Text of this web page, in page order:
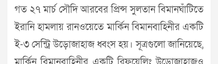
গত ২৭ মার্চ সৌদি আরবের প্রিন্স সুলতান বিমানঘাঁটিতে
ইরানি হামলায় রানওয়েতে মার্কিন বিমানবাহিনীর একটি
ই-৩ সেন্ট্রি উড়োজাহাজ ধ্বংস হয়। সূত্রগুলো জানিয়েছে,